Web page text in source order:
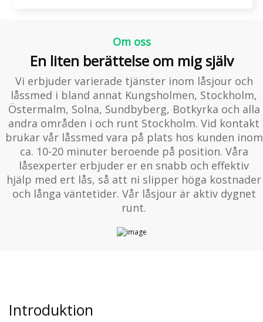
Om oss
En liten berättelse om mig själv
Vi erbjuder varierade tjänster inom låsjour och
låssmed i bland annat Kungsholmen, Stockholm,
Östermalm, Solna, Sundbyberg, Botkyrka och alla
andra områden i och runt Stockholm. Vid kontakt
brukar vår låssmed vara på plats hos kunden inom
ca. 10-20 minuter beroende på position. Våra
låsexperter erbjuder er en snabb och effektiv
hjälp med ert lås, så att ni slipper höga kostnader
och långa väntetider. Vår låsjour är aktiv dygnet
runt.
Introduktion